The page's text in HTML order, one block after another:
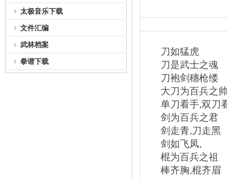
太极音乐下载
文件汇编
武林档案
拳谱下载
刀如猛虎
刀是武士之魂
刀袍剑穗枪缕
大刀为百兵之
单刀看手,双刀
剑为百兵之君
剑走青,刀走黑
剑如飞凤,
棍为百兵之祖
棒齐胸,棍齐眉